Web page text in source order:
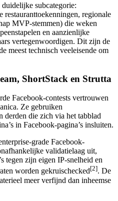
duidelijke subcategorie:
regionale
MVP-stemmen) die weken
en aanzienlijke
vertegenwoordigen. Dit zijn de
meest technisch veeleisende om
ShortStack en Strutta
Facebook-contests vertrouwen
Ze gebruiken
derden die zich via het tabblad
in Facebook-pagina’s insluiten.
grade Facebook-
validatielaag uit,
tegen zijn eigen IP-snelheid en
worden gekruischecked[2]. De
meer verfijnd dan inheemse